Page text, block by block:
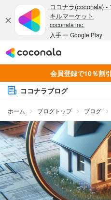
会員登録で10％割
ココナラブログ
ホーム ブログトップ ブログ